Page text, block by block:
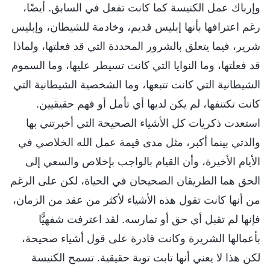
وإرباك عمل الكنيسة كما كانت تفعل في السابق. أيضًا،
رغم اعترافها بأنها إبليس قديم، وخادمة للشيطان، وإبليس
شرير، فيما يتعلق بالشرور المحددة التي قد فعلتها، ولماذا
قد فعلتها، وما النوايا التي كانت تسيطر عليها، وما السموم
الشيطانية التي كانت تتبعها، وما الشخصية الشيطانية التي
كانت تكتنفها، لم يكن لديها أي تأمل أو فهم حقيقيين.
استعدت ذكريات كل الأشياء الصحيحة التي أخبرتني بها
والدتي بينما أكبر، مثل مدى قيمة عمل الله الخلاصي في
الأيام الأخيرة، وأن القيام بالواجب بإخلاص والسعي إلى
الحق هما الطريقان الصحيحان في الحياة، لكن على الرغم
من أنها كانت تقول هذه الأشياء لأكثر من عقد من الزمان،
فإنها لم تقبل أي حق أو تمارسه. لقد اعترفت شفهيًّا
بأعمالها الشريرة وكانت قادرة على قول أشياء صحيحة،
لكن هذا لا يعني أنها تابت توبة حقيقية. تسمح الكنيسة